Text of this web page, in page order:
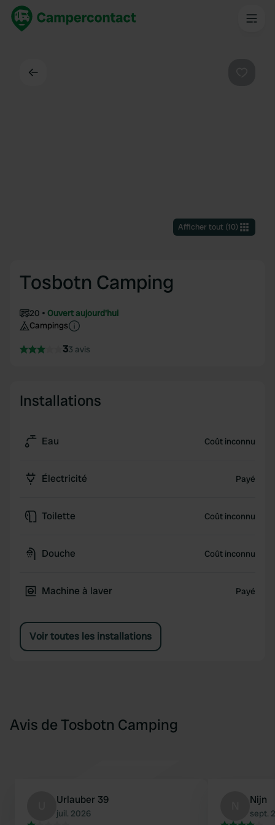
Afficher tout(10)
Tosbotn Camping
20
Ouvert aujourd'hui
Campings
33 avis
Installations
Eau Coût inconnu
Électricité Payé
Toilette Coût inconnu
Douche Coût inconnu
Machine à laver Payé
Voir toutes les installations
Avis de Tosbotn Camping
Urlauber 39
juil. 2026
Nijn
sept.